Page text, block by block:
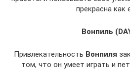
прекрасна как
Вонпиль
Привлекательность Вонпиля
том, что он умеет играть и